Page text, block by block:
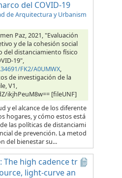
del COVID-19
de Arquitectura y Urbanism
Paz, 2021, "Evaluación
y de la cohesión social
del distanciamiento físico
19",
FK2/A0UMWX,
de investigación de la
V1,
ikjhPeuM8w== [fileUNF]
y el alcance de los diferente
hogares, y cómo estos está
las políticas de distanciami
de prevención. La metod
del bienestar su...
The high cadence tr
light-curve an